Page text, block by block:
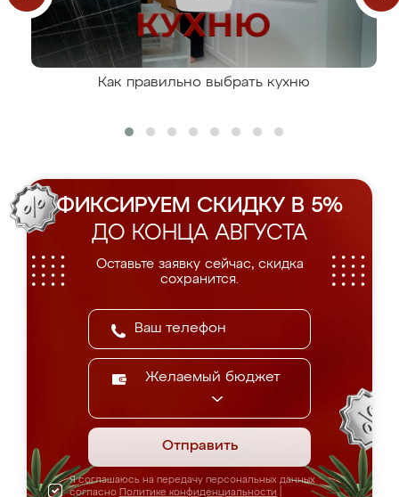
Как правильно выбрать кухню
ФИКСИРУЕМ СКИДКУ В 5%
ДО КОНЦА АВГУСТА
Оставьте заявку сейчас, скидка
сохранится.
Желаемый бюджет
Отправить
Я соглашаюсь на передачу персональных данных
согласно Политике конфиденциальности